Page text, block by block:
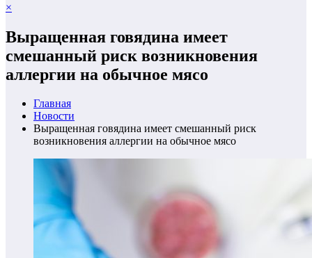
×
Выращенная говядина имеет
смешанный риск возникновения
аллергии на обычное мясо
Главная
Новости
Выращенная говядина имеет смешанный риск
возникновения аллергии на обычное мясо